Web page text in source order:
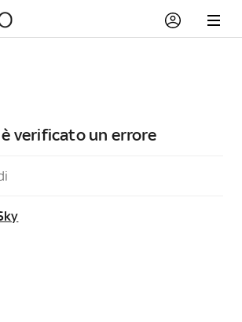
verificato un errore